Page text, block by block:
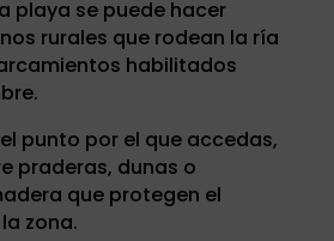
playa se puede hacer
rurales que rodean la ría
habilitados
punto por el que accedas,
praderas, dunas o
que protegen el
zona.